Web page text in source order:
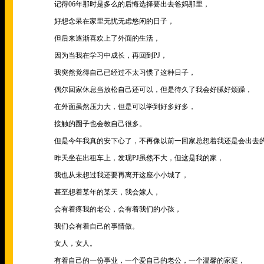
记得06年那时是多么的后悔选择要出去爸妈那里，
好想念呆在家里无忧无虑悠闲的日子，
但后来逐渐喜欢上了外面的生活，
因为当我在学习中成长，再回到 PJ ，
我突然觉得自己已经过不太习惯了这种日子，
偶尔回家休息当放松自己还可以，但是待久了我会好腻好烦躁，
在外面虽然压力大，但是可以学到好多好多，
接触的圈子也会教自己很多。
但是今年我真的安下心了，不再像以前一回家总想着我还是会出去
昨天坐在出租车上，发现PJ虽然不大，但这是我的家，
我也从未想过我还要再离开这座小小城了，
甚至想着某年的某天，我会嫁人，
会有着疼我的老公，会有着我们的小孩，
我们会有着自己的事情做。
女人，女人。
有着自己的一份事业，一个爱自己的老公，一个温馨的家庭，